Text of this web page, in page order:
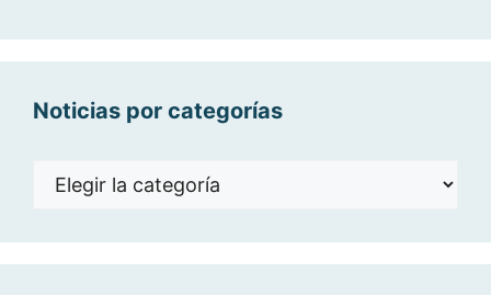
Noticias por categorías
Noticias